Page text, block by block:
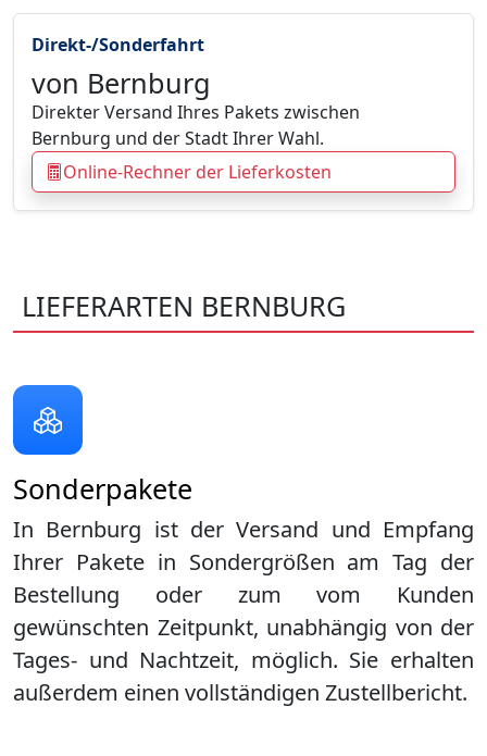
Direkt-/Sonderfahrt
von Bernburg
Direkter Versand Ihres Pakets zwischen
Bernburg und der Stadt Ihrer Wahl.
Online-Rechner der Lieferkosten
LIEFERARTEN BERNBURG
Sonderpakete
In Bernburg ist der Versand und Empfang
Ihrer Pakete in Sondergrößen am Tag der
Bestellung oder zum vom Kunden
gewünschten Zeitpunkt, unabhängig von der
Tages- und Nachtzeit, möglich. Sie erhalten
außerdem einen vollständigen Zustellbericht.